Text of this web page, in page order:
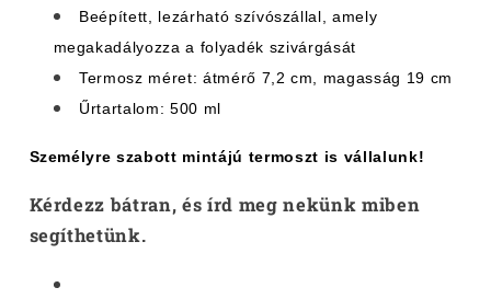
Beépített, lezárható szívószállal, amely
megakadályozza a folyadék szivárgását
Termosz méret: átmérő 7,2 cm, magasság 19 cm
Űrtartalom: 500 ml
Személyre szabott mintájú termoszt is vállalunk!
Kérdezz bátran, és írd meg nekünk miben
segíthetünk.